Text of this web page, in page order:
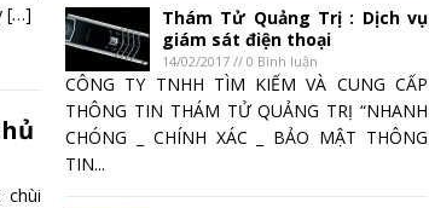
[…]
chùi
Thám Tử Quảng Trị : Dịch vụ
giám sát điện thoại
14/02/2017 // 0 Bình luận
CÔNG TY TNHH TÌM KIẾM VÀ CUNG CẤP
THÔNG TIN THÁM TỬ QUẢNG TRỊ “NHANH
CHÓNG _ CHÍNH XÁC _ BẢO MẬT THÔNG
TIN...